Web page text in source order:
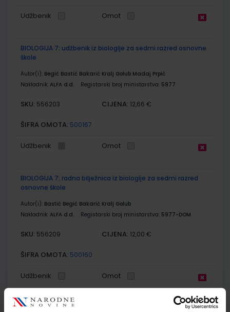
Udžbenik Omot
BIOLOGIJA 7; udžbenik iz biologije za sedmi razred osnovne
škole
Autor(i): Begić Bastić Bakarić Kralj Golub Madaj Prpić
Nakladnik: ALFA d.d. Registarski broj ministarstva: 5977
SKU: 556203 CIJENA: 12,66 €
ŠIFRA OMOTA: 500167
Udžbenik Omot
BIOLOGIJA 7; radna bilježnica iz biologije za sedmi razred
osnovne škole
Autor(i): Bastić Begić Bakarić Kralj Golub
Nakladnik: ALFA d.d. Registarski broj ministarstva: 5977-DOM
SKU: 556209 CIJENA: 12,00 €
ŠIFRA OMOTA: 500160
Udžbenik Omot
FIZIKA 7; udžbenik za istrazivačku nastavu fizike u sedmom